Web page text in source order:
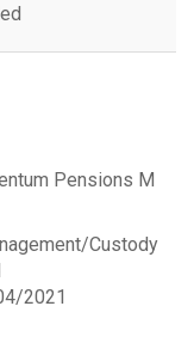
Pensions M
Custody
2021